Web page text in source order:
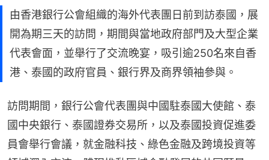
由香港銀行公會組織的海外代表團日前到訪泰國，展
開為期三天的訪問，期間與當地政府部門及大型企業
代表會面，並舉行了交流晚宴，吸引逾250名來自香
港、泰國的政府官員、銀行界及商界領袖參與。
訪問期間，銀行公會代表團與中國駐泰國大使館、泰
國中央銀行、泰國證券交易所，以及泰國投資促進委
員會舉行會議，就金融科技、綠色金融及跨境投資等